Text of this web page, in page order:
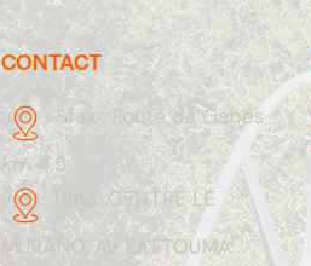
CONTACT
Sfax : Route de Gabes
km 4.5
Tunis: CENTRE LE
MURANO, AV FATTOUMA